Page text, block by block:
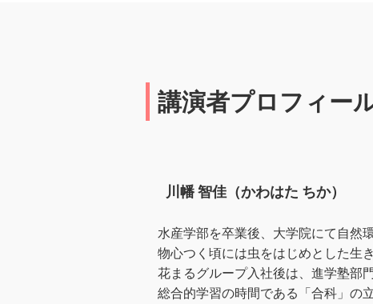
講演者プロフィー
川幡 智佳（かわはた ちか）
水産学部を卒業後、大学院にて自然
物心つく頃には虫をはじめとした生
花まるグループ入社後は、進学塾部
総合的学習の時間である「合科」の